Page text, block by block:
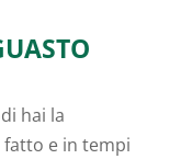
hai la
e in tempi